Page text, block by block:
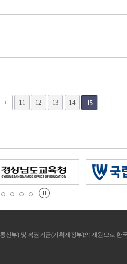
11 12 13 14 15
부) 및 복권기금(기획재정부)의 재원으로